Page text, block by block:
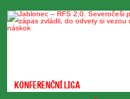
KONFERENČNÍ LIGA